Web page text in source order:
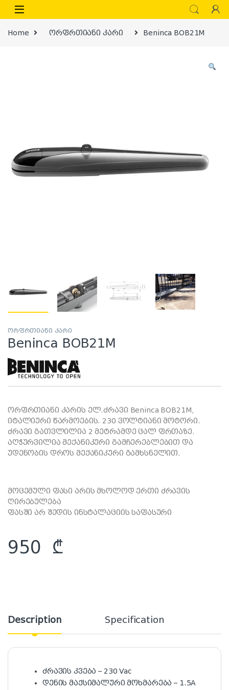
Skip to navigation
Skip to content
Home ორფრთიანი კარი Beninca BOB21M
ორფრთიანი კარი
Beninca BOB21M
ორფრთიანი კარის ელ.ძრავი Beninca BOB21M,
იტალიური წარმოების. 230 ვოლტიანი მოტორი.
ძრავი გათვლილია 2 მეტრამდე ცალ ფრთაზე.
აღჭურვილია მექანიკური გამჩერებლებით და
უდენობის დროს მექანიკური გამხსნელით.
მოცემული ფასი არის მხოლოდ ერთი ძრავის
ღირებულება
ფასში არ შედის ინსტალაციის საფასური
950 ₾
Description Specification
ძრავის კვება – 230 Vac
დენის მაქსიმალური მოხმარება – 1.5A